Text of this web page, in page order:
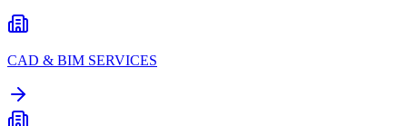
CAD & BIM SERVICES